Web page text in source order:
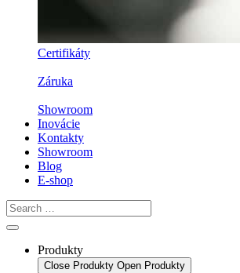
Certifikáty
Záruka
Showroom
Inovácie
Kontakty
Showroom
Blog
E-shop
Produkty
Close Produkty Open Produkty